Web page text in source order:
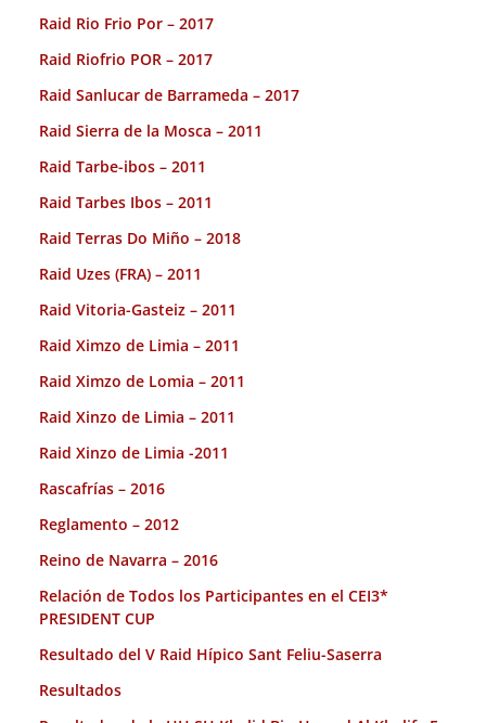
Raid Rio Frio Por – 2017
Raid Riofrio POR – 2017
Raid Sanlucar de Barrameda – 2017
Raid Sierra de la Mosca – 2011
Raid Tarbe-ibos – 2011
Raid Tarbes Ibos – 2011
Raid Terras Do Miño – 2018
Raid Uzes (FRA) – 2011
Raid Vitoria-Gasteiz – 2011
Raid Ximzo de Limia – 2011
Raid Ximzo de Lomia – 2011
Raid Xinzo de Limia – 2011
Raid Xinzo de Limia -2011
Rascafrías – 2016
Reglamento – 2012
Reino de Navarra – 2016
Relación de Todos los Participantes en el CEI3*
PRESIDENT CUP
Resultado del V Raid Hípico Sant Feliu-Saserra
Resultados